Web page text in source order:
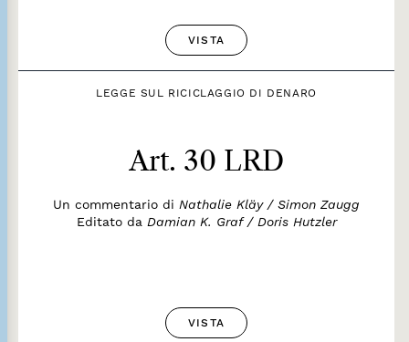
VISTA
LEGGE SUL RICICLAGGIO DI DENARO
Art. 30 LRD
Un commentario di Nathalie Kläy / Simon Zaugg
Editato da Damian K. Graf / Doris Hutzler
VISTA